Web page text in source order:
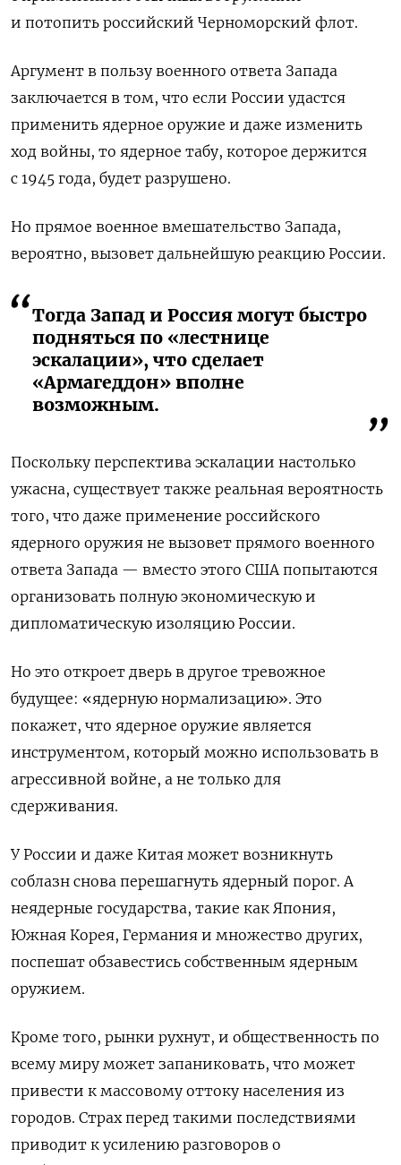
и потопить российский Черноморский флот.
Аргумент в пользу военного ответа Запада
заключается в том, что если России удастся
применить ядерное оружие и даже изменить
ход войны, то ядерное табу, которое держится
с 1945 года, будет разрушено.
Но прямое военное вмешательство Запада,
вероятно, вызовет дальнейшую реакцию России.
Тогда Запад и Россия могут быстро
подняться по «лестнице
эскалации», что сделает
«Армагеддон» вполне
возможным.
Поскольку перспектива эскалации настолько
ужасна, существует также реальная вероятность
того, что даже применение российского
ядерного оружия не вызовет прямого военного
ответа Запада — вместо этого США попытаются
организовать полную экономическую и
дипломатическую изоляцию России.
Но это откроет дверь в другое тревожное
будущее: «ядерную нормализацию». Это
покажет, что ядерное оружие является
инструментом, который можно использовать в
агрессивной войне, а не только для
сдерживания.
У России и даже Китая может возникнуть
соблазн снова перешагнуть ядерный порог. А
неядерные государства, такие как Япония,
Южная Корея, Германия и множество других,
поспешат обзавестись собственным ядерным
оружием.
Кроме того, рынки рухнут, и общественность по
всему миру может запаниковать, что может
привести к массовому оттоку населения из
городов. Страх перед такими последствиями
приводит к усилению разговоров о